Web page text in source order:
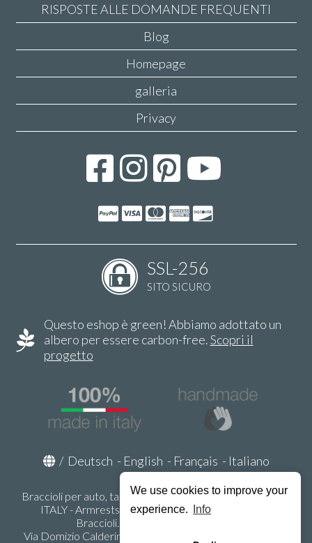
We use cookies to improve your
experience.
Info
RISPOSTE ALLE DOMANDE FREQUENTI
Blog
Homepage
galleria
Privacy
SSL-256
SITO SICURO
Questo eshop è green! Abbiamo adottato un
albero per essere carbon-free.Scopri il
progetto
/ Deutsch - English - Français - Italiano
Braccioli per auto, tappeti auto, accessori auto MADE IN
ITALY - Armrests, Mittelarmlehnen, Accoundoirs -
Braccioli.it - P.Iva IT02178470353
Via Domizio Calderini 8 int. 1 - 37131 Verona (VR) - Italy -